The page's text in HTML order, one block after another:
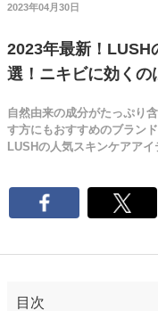
2023年04月30日
2023年最新！LUSH
選！ニキビに効くの
自然由来の成分がたっぷり
す方にもおすすめのブラン
LUSHの人気スキンケアア
目次